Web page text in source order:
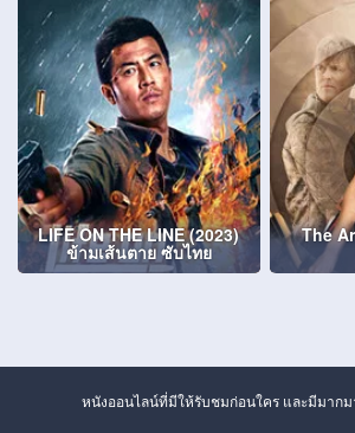
LIFE ON THE LINE (2023)
ข้ามเส้นตาย ซับไทย
The
หนังออนไลน์ที่มีให้รับชมก่อนใคร และมีมากม